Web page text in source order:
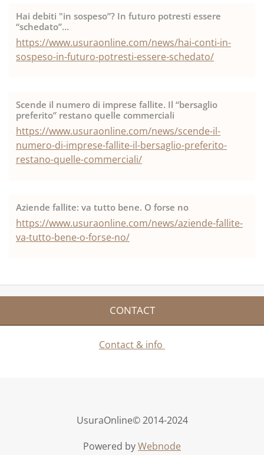
Hai debiti "in sospeso”? In futuro potresti essere
“schedato”…
https://www.usuraonline.com/news/hai-conti-in-
sospeso-in-futuro-potresti-essere-schedato/
Scende il numero di imprese fallite. Il “bersaglio
preferito” restano quelle commerciali
https://www.usuraonline.com/news/scende-il-
numero-di-imprese-fallite-il-bersaglio-preferito-
restano-quelle-commerciali/
Aziende fallite: va tutto bene. O forse no
https://www.usuraonline.com/news/aziende-fallite-
va-tutto-bene-o-forse-no/
CONTACT
Contact & info
UsuraOnline© 2014-2024
Powered byWebnode